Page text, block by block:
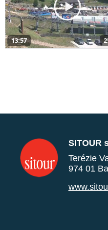
13:57
SITOUR
Terézie
974 01